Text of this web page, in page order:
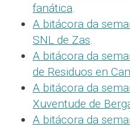
fanática.
A bitácora da
SNL de Zas.
A bitácora da
de Residuos en
A bitácora da
Xuventude de
A bitácora da